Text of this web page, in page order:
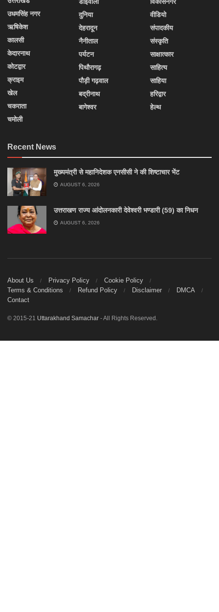
उधमसिंह नगर
ऋषिकेश
कालसी
केदारनाथ
कोटद्वार
क्राइम
खेल
चकराता
चमोली
डोईवाला
दुनिया
देहरादून
नैनीताल
पर्यटन
पिथौरागढ़
पौड़ी गढ़वाल
बद्रीनाथ
बागेश्वर
विकासनगर
वीडियो
संपादकीय
संस्कृति
साक्षात्कार
साहित्य
साहिया
हरिद्वार
हेल्थ
Recent News
मुख्यमंत्री से महानिदेशक एनसीसी ने की शिष्टाचार भेंट
AUGUST 6, 2026
उत्तराखण राज्य आंदोलनकारी देवेश्वरी भण्डारी (59) का निधन
AUGUST 6, 2026
About Us Privacy Policy
Cookie Policy
Terms & Conditions
Refund Policy Disclaimer
DMCA
Contact
© 2015-21 Uttarakhand Samachar - All Rights Reserved.